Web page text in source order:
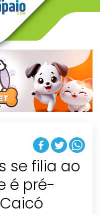
v
g
t
i
o
n
se filia ao
é pré-